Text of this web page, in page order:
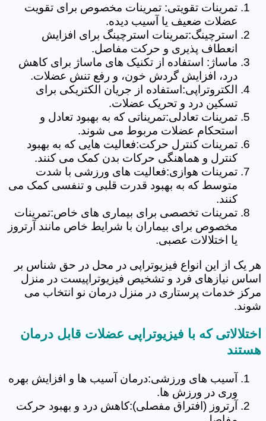
تمرینات تقویتی: تمرینات مخصوص برای تقویت
عضلات ضعیف یا آسیب دیده.
استرچینگ:تمرینات استرچینگ برای افزایش
انعطاف پذیری و حرکت مفاصل.
ماساژ: استفاده از تکنیک های ماساژ برای کاهش
درد، افزایش گردش خون، و رفع تنش عضلات.
الکتروتراپی:استفاده از جریان الکتریکی برای
تسکین درد و تحریک عضلات.
تمرینات تعادلی:تمریناتی که به بهبود تعادل و
استحکام عضلات مربوط می شوند.
تمرینات کنترل حرکت:فعالیت هایی که به بهبود
کنترل و هماهنگی حرکات بدن کمک می کنند.
تمرینات هوازی:فعالیت های ورزشی با شدت
متوسط که به بهبود قدرت قلبی و تنفسی کمک می
کنند.
تمرینات تخصصی برای بیماری های خاص:تمرینات
مخصوص برای بیماران با شرایط خاص مانند آرتروز
یا اختلالات عصبی.
هر یک از این انواع فیزیوتراپی در محل در حق شناس بر
اساس نیازهای فرد و تشخیص فیزیوتراپیست در منزل
مرکز خدمات پرستاری در منزل درمان نو انتخاب می
شوند.
اختلالاتی که با فیزیوتراپی عضلات قابل درمان
هستند
آسیب های ورزشی:درمان آسیب ها و افزایش بهره
وری در ورزش ها.
آرتروز (افتراق مفصلی):کاهش درد و بهبود حرکت